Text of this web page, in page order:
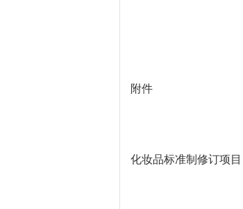
附件
化妆品标准制修订项目